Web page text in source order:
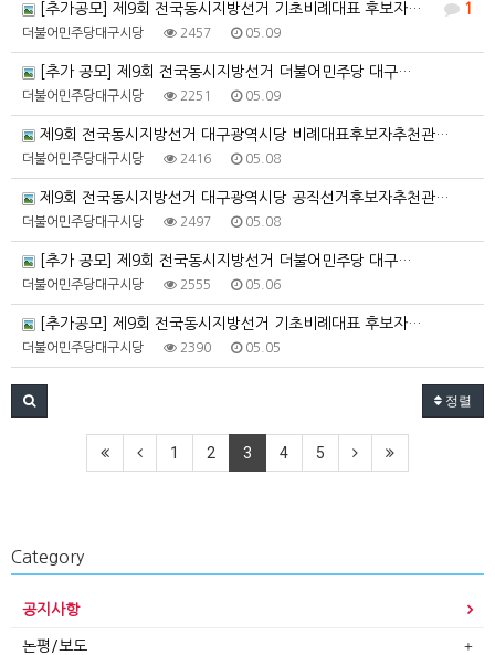
1
[추가공모] 제9회 전국동시지방선거 기초비례대표 후보자…
더불어민주당대구시당 2457 05.09
[추가 공모] 제9회 전국동시지방선거 더불어민주당 대구…
더불어민주당대구시당 2251 05.09
제9회 전국동시지방선거 대구광역시당 비례대표후보자추천관…
더불어민주당대구시당 2416 05.08
제9회 전국동시지방선거 대구광역시당 공직선거후보자추천관…
더불어민주당대구시당 2497 05.08
[추가 공모] 제9회 전국동시지방선거 더불어민주당 대구…
더불어민주당대구시당 2555 05.06
[추가공모] 제9회 전국동시지방선거 기초비례대표 후보자…
더불어민주당대구시당 2390 05.05
정렬
1 2 3 4 5
Category
공지사항
논평/보도